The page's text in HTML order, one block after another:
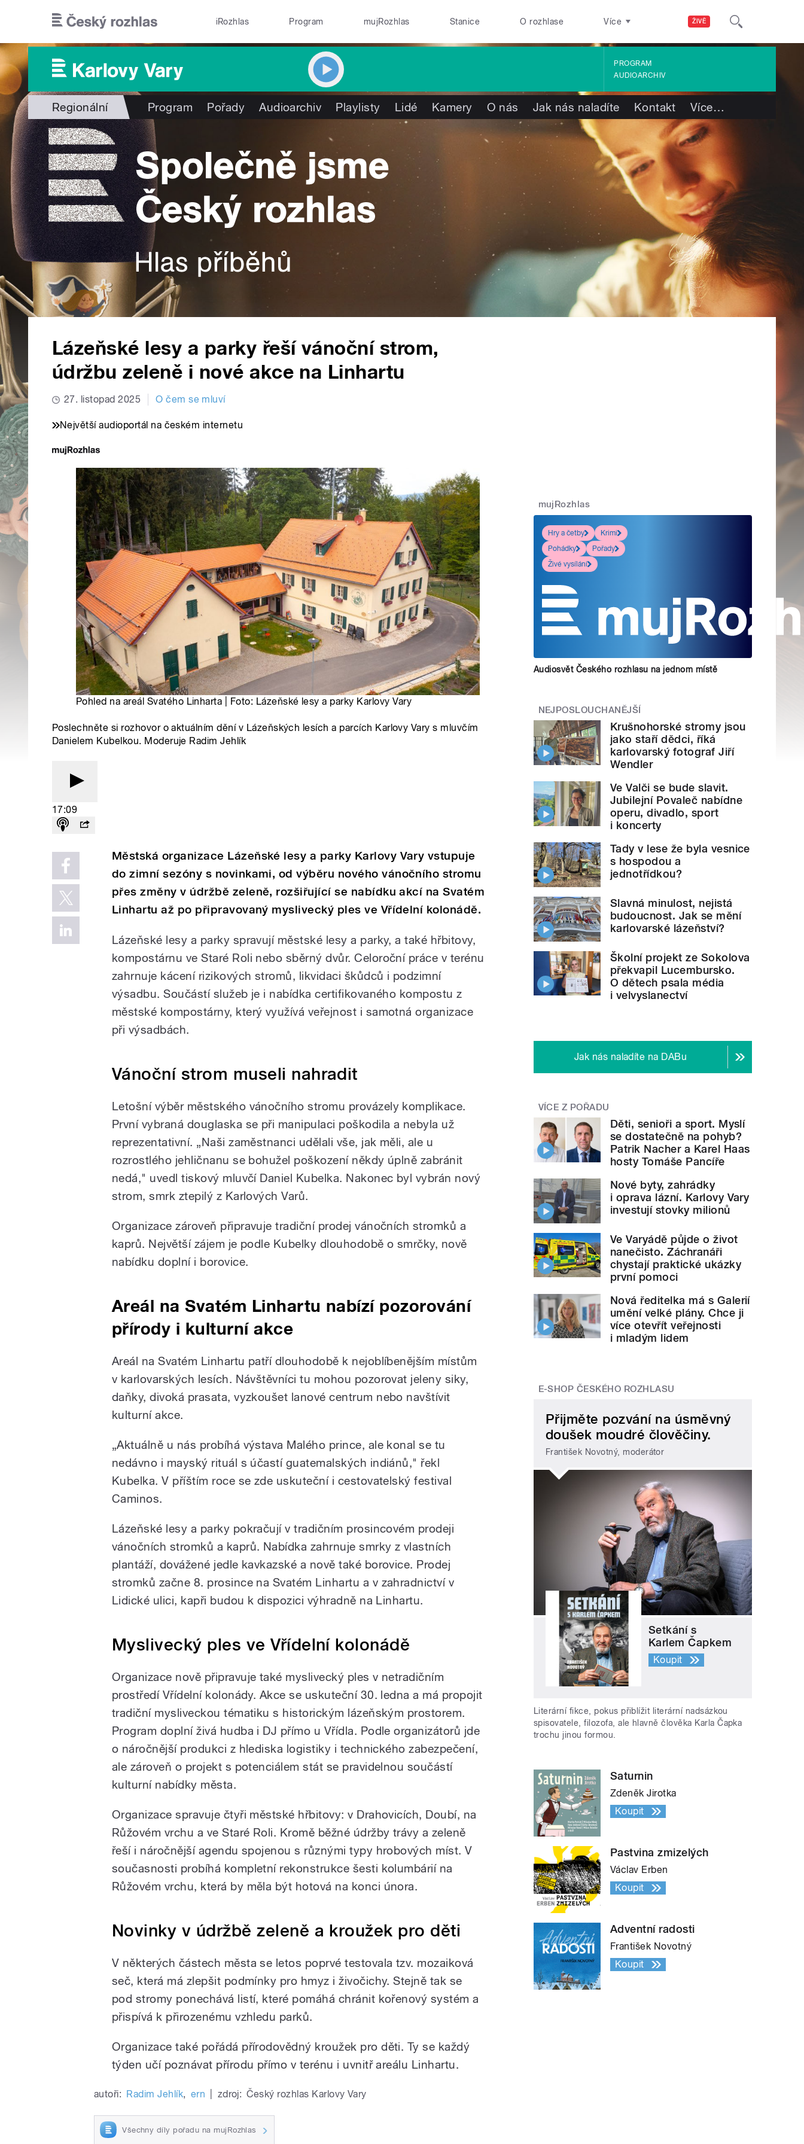
ŽIVĚ
iRozhlas Program mujRozhlas Stanice O rozhlase Více
PROGRAM
AUDIOARCHIV
Regionální Program Pořady Audioarchiv Playlisty Lidé Kamery O nás Jak nás naladíte Kontakt Více…
Lázeňské lesy a parky řeší vánoční strom,
údržbu zeleně i nové akce na Linhartu
27. listopad 2025 O čem se mluví
Největší audioportál na českém internetu
Pohled na areál Svatého Linharta | Foto: Lázeňské lesy a parky Karlovy Vary
Poslechněte si rozhovor o aktuálním dění v Lázeňských lesích a parcích Karlovy Vary s mluvčím
Danielem Kubelkou. Moderuje Radim Jehlík
17:09
Městská organizace Lázeňské lesy a parky Karlovy Vary vstupuje
do zimní sezóny s novinkami, od výběru nového vánočního stromu
přes změny v údržbě zeleně, rozšiřující se nabídku akcí na Svatém
Linhartu až po připravovaný myslivecký ples ve Vřídelní kolonádě.
Lázeňské lesy a parky spravují městské lesy a parky, a také hřbitovy,
kompostárnu ve Staré Roli nebo sběrný dvůr. Celoroční práce v terénu
zahrnuje kácení rizikových stromů, likvidaci škůdců i podzimní
výsadbu. Součástí služeb je i nabídka certifikovaného kompostu z
městské kompostárny, který využívá veřejnost i samotná organizace
při výsadbách.
Vánoční strom museli nahradit
Letošní výběr městského vánočního stromu provázely komplikace.
První vybraná douglaska se při manipulaci poškodila a nebyla už
reprezentativní. „Naši zaměstnanci udělali vše, jak měli, ale u
rozrostlého jehličnanu se bohužel poškození někdy úplně zabránit
nedá," uvedl tiskový mluvčí Daniel Kubelka. Nakonec byl vybrán nový
strom, smrk ztepilý z Karlových Varů.
Organizace zároveň připravuje tradiční prodej vánočních stromků a
kaprů. Největší zájem je podle Kubelky dlouhodobě o smrčky, nově
nabídku doplní i borovice.
Areál na Svatém Linhartu nabízí pozorování
přírody i kulturní akce
Areál na Svatém Linhartu patří dlouhodobě k nejoblíbenějším místům
v karlovarských lesích. Návštěvníci tu mohou pozorovat jeleny siky,
daňky, divoká prasata, vyzkoušet lanové centrum nebo navštívit
kulturní akce.
„Aktuálně u nás probíhá výstava Malého prince, ale konal se tu
nedávno i mayský rituál s účastí guatemalských indiánů," řekl
Kubelka. V příštím roce se zde uskuteční i cestovatelský festival
Caminos.
Lázeňské lesy a parky pokračují v tradičním prosincovém prodeji
vánočních stromků a kaprů. Nabídka zahrnuje smrky z vlastních
plantáží, dovážené jedle kavkazské a nově také borovice. Prodej
stromků začne 8. prosince na Svatém Linhartu a v zahradnictví v
Lidické ulici, kapři budou k dispozici výhradně na Linhartu.
Myslivecký ples ve Vřídelní kolonádě
Organizace nově připravuje také myslivecký ples v netradičním
prostředí Vřídelní kolonády. Akce se uskuteční 30. ledna a má propojit
tradiční mysliveckou tématiku s historickým lázeňským prostorem.
Program doplní živá hudba i DJ přímo u Vřídla. Podle organizátorů jde
o náročnější produkci z hlediska logistiky i technického zabezpečení,
ale zároveň o projekt s potenciálem stát se pravidelnou součástí
kulturní nabídky města.
Organizace spravuje čtyři městské hřbitovy: v Drahovicích, Doubí, na
Růžovém vrchu a ve Staré Roli. Kromě běžné údržby trávy a zeleně
řeší i náročnější agendu spojenou s různými typy hrobových míst. V
současnosti probíhá kompletní rekonstrukce šesti kolumbárií na
Růžovém vrchu, která by měla být hotová na konci února.
Novinky v údržbě zeleně a kroužek pro děti
V některých částech města se letos poprvé testovala tzv. mozaiková
seč, která má zlepšit podmínky pro hmyz i živočichy. Stejně tak se
pod stromy ponechává listí, které pomáhá chránit kořenový systém a
přispívá k přirozenému vzhledu parků.
Organizace také pořádá přírodovědný kroužek pro děti. Ty se každý
týden učí poznávat přírodu přímo v terénu i uvnitř areálu Linhartu.
autoři: Radim Jehlík, ern zdroj: Český rozhlas Karlovy Vary
Všechny díly pořadu na mujRozhlas
mujRozhlas
Hry a četby
Krimi
Pohádky
Pořady
Živé vysílání
Audiosvět Českého rozhlasu na jednom místě
NEJPOSLOUCHANĚJŠÍ
Krušnohorské stromy jsou
jako staří dědci, říká
karlovarský fotograf Jiří
Wendler
Ve Valči se bude slavit.
Jubilejní Povaleč nabídne
operu, divadlo, sport
i koncerty
Tady v lese že byla vesnice
s hospodou a
jednotřídkou?
Slavná minulost, nejistá
budoucnost. Jak se mění
karlovarské lázeňství?
Školní projekt ze Sokolova
překvapil Lucembursko.
O dětech psala média
i velvyslanectví
Jak nás naladíte na DABu
VÍCE Z POŘADU
Děti, senioři a sport. Myslí
se dostatečně na pohyb?
Patrik Nacher a Karel Haas
hosty Tomáše Pancíře
Nové byty, zahrádky
i oprava lázní. Karlovy Vary
investují stovky milionů
Ve Varyádě půjde o život
nanečisto. Záchranáři
chystají praktické ukázky
první pomoci
Nová ředitelka má s Galerií
umění velké plány. Chce ji
více otevřít veřejnosti
i mladým lidem
E-SHOP ČESKÉHO ROZHLASU
Přijměte pozvání na úsměvný
doušek moudré člověčiny.
František Novotný, moderátor
Setkání s
Karlem Čapkem
Koupit
Literární fikce, pokus přiblížit literární nadsázkou
spisovatele, filozofa, ale hlavně člověka Karla Čapka
trochu jinou formou.
Saturnin
Zdeněk Jirotka
Koupit
Pastvina zmizelých
Václav Erben
Koupit
Adventní radosti
František Novotný
Koupit